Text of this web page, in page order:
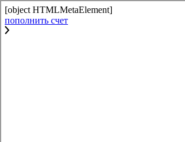
[object HTMLMetaElement]
пополнить счет